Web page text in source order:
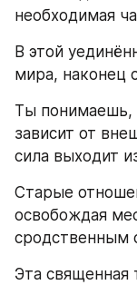
необходимая
В этой
мира, наконец
Ты понимаешь,
зависит от
сила выходит
Старые
освобождая
сродственным
Эта